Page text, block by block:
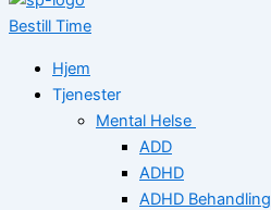
Bestill Time
Hjem
Tjenester
Mental Helse
ADD
ADHD
ADHD Behandling